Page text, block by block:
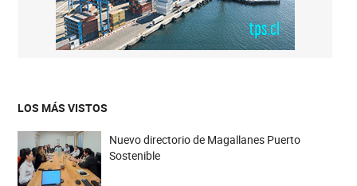
LOS MÁS VISTOS
Nuevo directorio de Magallanes Puerto
Sostenible